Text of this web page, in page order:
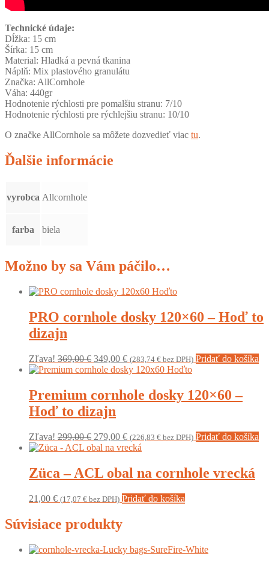
Technické údaje:
Dĺžka: 15 cm
Šírka: 15 cm
Material: Hladká a pevná tkanina
Náplň: Mix plastového granulátu
Značka: AllCornhole
Váha: 440gr
Hodnotenie rýchlosti pre pomalšiu stranu: 7/10
Hodnotenie rýchlosti pre rýchlejšiu stranu: 10/10
O značke AllCornhole sa môžete dozvedieť viac tu.
Ďalšie informácie
vyrobca Allcornhole
farba biela
Možno by sa Vám páčilo…
PRO cornhole dosky 120×60 – Hoď to
dizajn
Zľava! 369,00€ Original
price
369,00 €.
349,00 €Current
price
349,00 €.
(283,74 € bez DPH) Pridať do košíka
Premium cornhole dosky 120×60 –
Hoď to dizajn
Zľava! 299,00€ Original
price
299,00 €.
279,00 €Current
price
279,00 €.
(226,83 € bez DPH) Pridať do košíka
Züca – ACL obal na cornhole vrecká
21,00 € (17,07 € bez DPH) Pridať do košíka
Súvisiace produkty